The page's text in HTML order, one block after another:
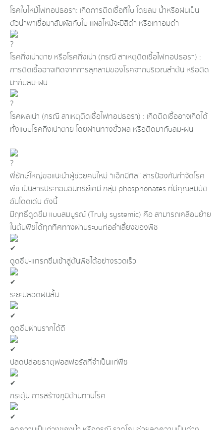
โรคใบไหม้ไฟทอปธอรา: เกิดการติดเชื้อที่ใบ โดยลม น้ำหรือฝนเป็น
ตัวนำพาเชื้อมาสัมผัสกับใบ แผลไหม้จะมีสีดำ หรือเทาอมดำ
โรคกิ่งเน่าตาย หรือโรคกิ่งเน่า (กรณี สาเหตุติดเชื้อไฟทอปธอรา) :
การติดเชื้ออาจเกิดจากการลุกลามของโรคจากบริเวณลำต้น หรือติด
มากับลม-ฝน
โรคผลเน่า (กรณี สาเหตุติดเชื้อไฟทอปธอรา) : เกิดติดเชื้ออาจเกิดได้
ทั้งแบบโรคกิ่งเน่าตาย โดยผ่านทางขั้วผล หรือติดมากับลม-ฝน
พี่ยักษ์ใหญ่ขอแนะนำผู้ช่วยคนใหม่ “แอ็กมีทิล” สารป้องกันกำจัดโรค
พืช เป็นสารประกอบอินทรีย์เคมี กลุ่ม phosphonates ที่มีคุณสมบัติ
อันโดดเด่น ดังนี้
มีฤทธิ์ดูดซึม แบบสมบูรณ์ (Truly systemic) คือ สามารถเคลื่อนย้าย
ในต้นพืชได้ทุกทิศทางผ่านระบบท่อลำเลี้ยงของพืช
ดูดซึม-แทรกซึมเข้าสู่ต้นพืชได้อย่างรวดเร็ว
ระยะปลอดฝนสั้น
ดูดซึมผ่านรากได้ดี
ปลดปล่อยธาตุฟอสฟอรัสที่จำเป็นแก่พืช
กระตุ้น การสร้างภูมิต้านทานโรค